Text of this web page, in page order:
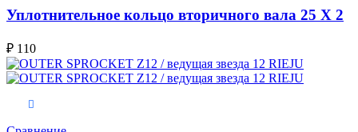
Уплотнительное кольцо вторичного вала 25 X 2
₽ 110